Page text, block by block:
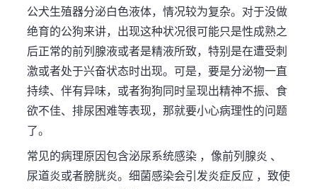
公犬生殖器分泌白色液体，情况较为复杂。对于没做
绝育的公狗来讲，出现这种状况很可能只是性成熟之
后正常的前列腺液或者是精液所致，特别是在遭受刺
激或者处于兴奋状态时出现。可是，要是分泌物一直
持续、伴有异味，或者狗狗同时呈现出精神不振、食
欲不佳、排尿困难等表现，那就要小心病理性的问题
了。
常见的病理原因包含泌尿系统感染 ，像前列腺炎 、
尿道炎或者膀胱炎。细菌感染会引发炎症反应 ，致使